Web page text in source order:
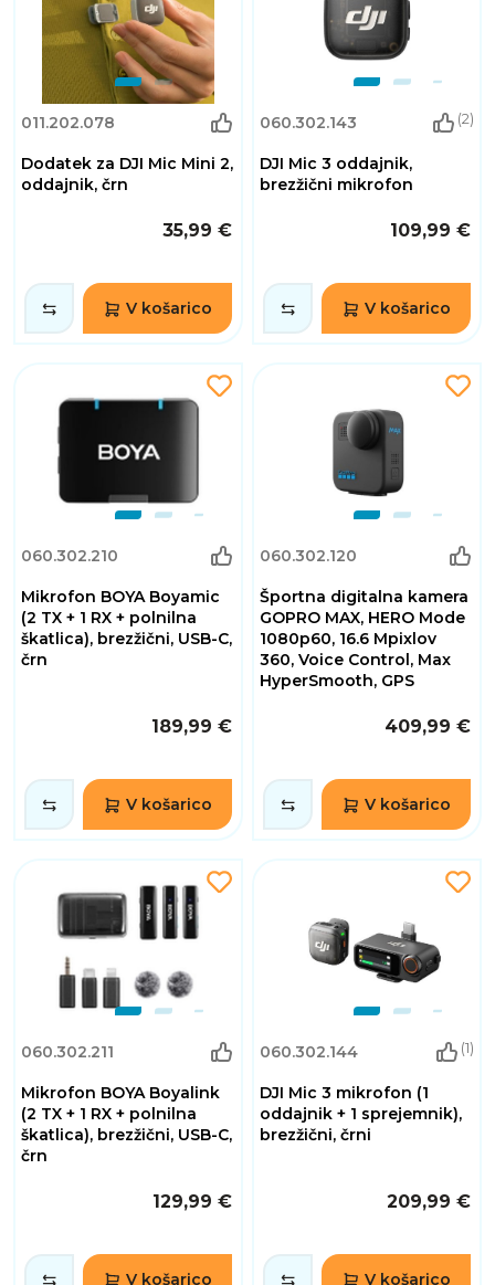
011.202.078
Dodatek za DJI Mic Mini 2,
oddajnik, črn
35,99 €
V košarico
060.302.143 (2)
DJI Mic 3 oddajnik,
brezžični mikrofon
109,99 €
V košarico
060.302.210
Mikrofon BOYA Boyamic
(2 TX + 1 RX + polnilna
škatlica), brezžični, USB-C,
črn
189,99 €
V košarico
060.302.120
Športna digitalna kamera
GOPRO MAX, HERO Mode
1080p60, 16.6 Mpixlov
360, Voice Control, Max
HyperSmooth, GPS
409,99 €
V košarico
060.302.211
Mikrofon BOYA Boyalink
(2 TX + 1 RX + polnilna
škatlica), brezžični, USB-C,
črn
129,99 €
V košarico
060.302.144 (1)
DJI Mic 3 mikrofon (1
oddajnik + 1 sprejemnik),
brezžični, črni
209,99 €
V košarico